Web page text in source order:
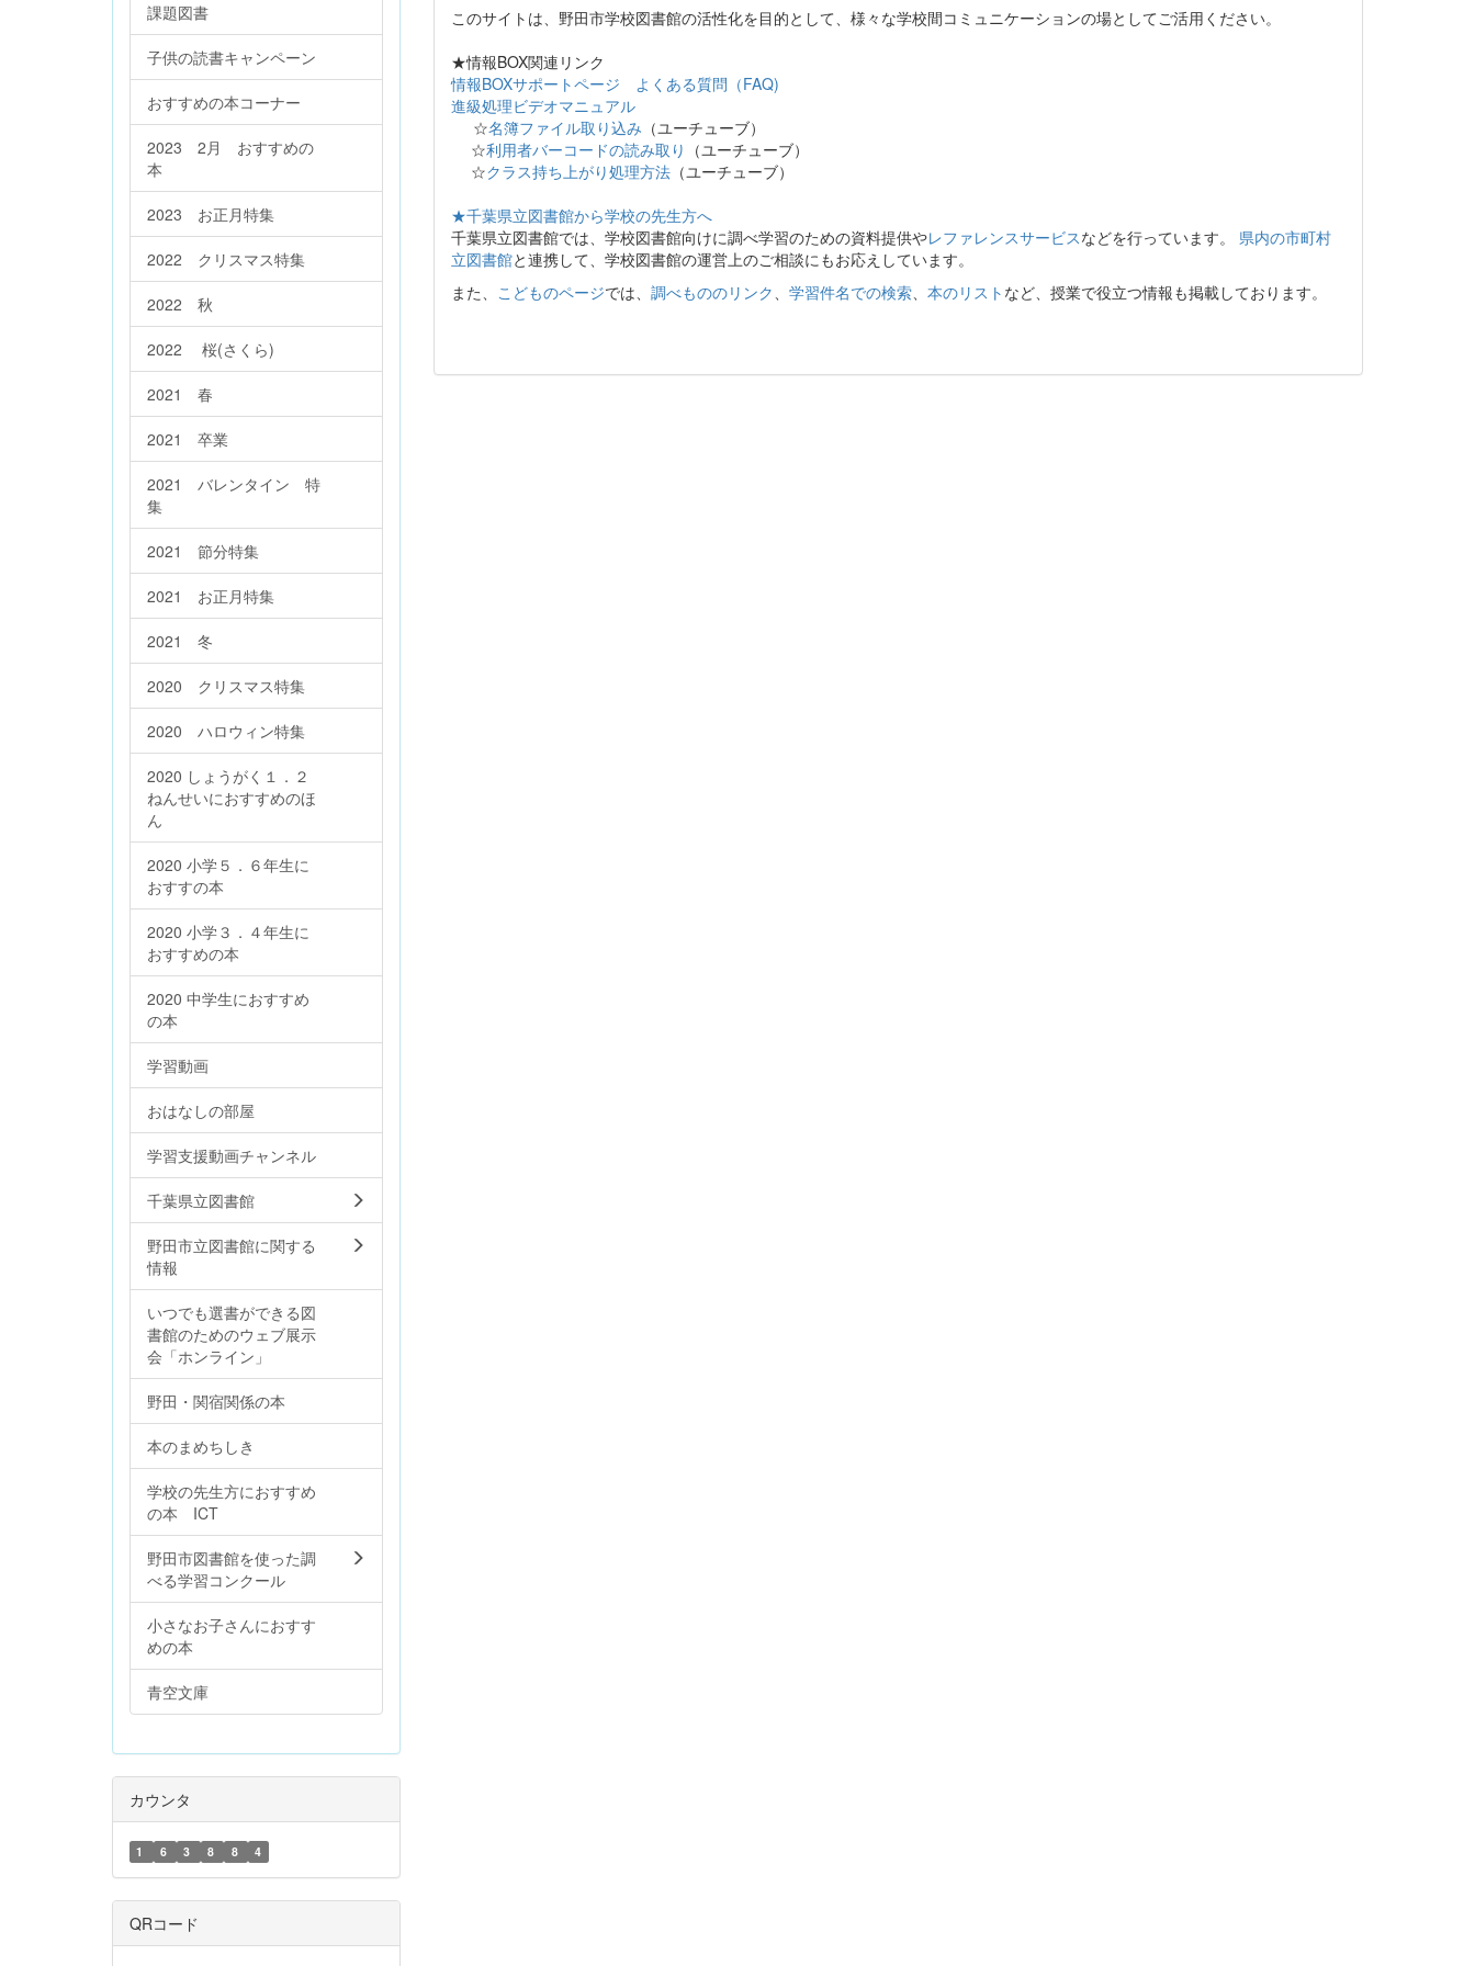
このサイトは、野田市学校図書館の活性化を目的として、様々な学校間コミュニケーションの場としてご活用ください。
★情報BOX関連リンク
情報BOXサポートページ よくある質問（FAQ)
進級処理ビデオマニュアル
☆名簿ファイル取り込み （ユーチューブ）
☆利用者バーコードの読み取り （ユーチューブ）
☆クラス持ち上がり処理方法（ユーチューブ）
★千葉県立図書館から学校の先生方へ
千葉県立図書館では、学校図書館向けに調べ学習のための資料提供やレファレンスサービスなどを行っています。 県内の市町村
立図書館と連携して、学校図書館の運営上のご相談にもお応えしています。
また、 こどものページでは、 調べもののリンク、 学習件名での検索、 本のリスト など、授業で役立つ情報も掲載しております。
課題図書
子供の読書キャンペーン
おすすめの本コーナー
2023 2月 おすすめの
本
2023 お正月特集
2022 クリスマス特集
2022 秋
2022 桜(さくら)
2021 春
2021 卒業
2021 バレンタイン 特
集
2021 節分特集
2021 お正月特集
2021 冬
2020 クリスマス特集
2020 ハロウィン特集
2020 しょうがく１．２
ねんせいにおすすめのほ
ん
2020 小学５．６年生に
おすすの本
2020 小学３．４年生に
おすすめの本
2020 中学生におすすめ
の本
学習動画
おはなしの部屋
学習支援動画チャンネル
千葉県立図書館
野田市立図書館に関する
情報
いつでも選書ができる図
書館のためのウェブ展示
会「ホンライン」
野田・関宿関係の本
本のまめちしき
学校の先生方におすすめ
の本 ICT
野田市図書館を使った調
べる学習コンクール
小さなお子さんにおすす
めの本
青空文庫
カウンタ
1 6 3 8 8 4
QRコード